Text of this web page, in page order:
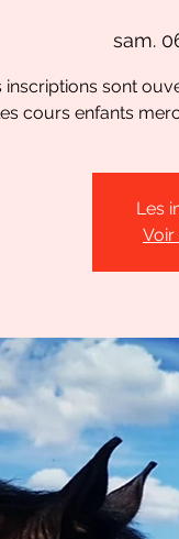
sam.
inscriptions sont
cours enfants
Les
Voir